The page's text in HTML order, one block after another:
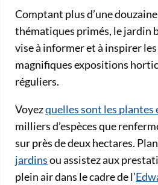
Comptant plus d’une
thématiques primés, le jardin
vise à informer et à inspirer
magnifiques expositions
réguliers.
Voyezquelles sont les plantes
milliers d’espèces que
sur près de deux hectares.
jardinsou assistez aux
plein air dans le cadre de l’